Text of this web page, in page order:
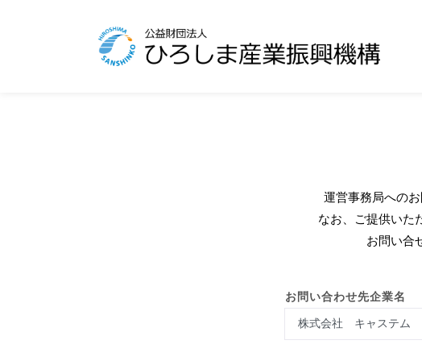
運営事務局への
なお、ご提供いた
お問い合
お問い合わせ先企業名